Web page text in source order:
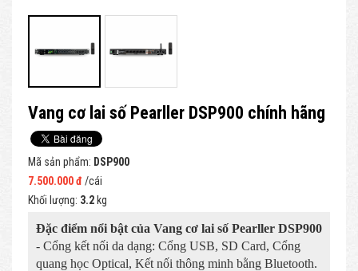
Vang cơ lai số Pearller DSP900 chính hãng
Mã sản phẩm: DSP900
7.500.000 đ /cái
Khối lượng: 3.2 kg
Đặc điểm nổi bật của Vang cơ lai số Pearller DSP900
- Cổng kết nối da dạng: Cổng USB, SD Card, Cổng
quang học Optical, Kết nối thông minh bằng Bluetooth.